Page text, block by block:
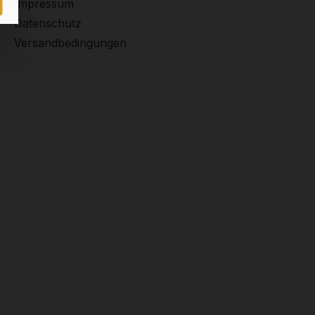
Impressum
Datenschutz
Versandbedingungen